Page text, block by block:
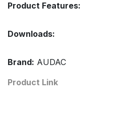
Product Features:
Downloads:
Brand: AUDAC
Product Link